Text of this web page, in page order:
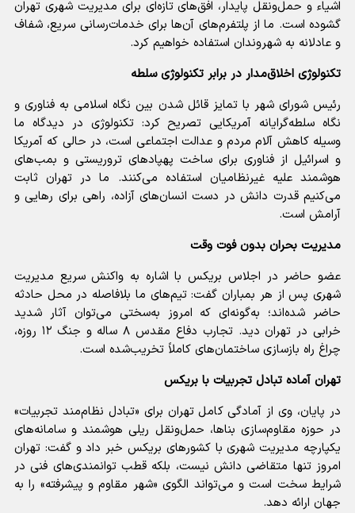
اشیاء و حمل‌ونقل پایدار، افق‌های تازه‌ای برای مدیریت شهری تهران
گشوده است. ما از پلتفرم‌های آن‌ها برای خدمات‌رسانی سریع، شفاف
و عادلانه به شهروندان استفاده خواهیم کرد.
تکنولوژی اخلاق‌مدار در برابر تکنولوژی سلطه
رئیس شورای شهر با تمایز قائل شدن بین نگاه اسلامی به فناوری و
نگاه سلطه‌گرایانه آمریکایی تصریح کرد: تکنولوژی در دیدگاه ما
وسیله کاهش آلام مردم و عدالت اجتماعی است، در حالی که آمریکا
و اسرائیل از فناوری برای ساخت پهپادهای تروریستی و بمب‌های
هوشمند علیه غیرنظامیان استفاده می‌کنند. ما در تهران ثابت
می‌کنیم قدرت دانش در دست انسان‌های آزاده، راهی برای رهایی و
آرامش است.
مدیریت بحران بدون فوت وقت
عضو حاضر در اجلاس بریکس با اشاره به واکنش سریع مدیریت
شهری پس از هر بمباران گفت: تیم‌های ما بلافاصله در محل حادثه
حاضر شده‌اند؛ به‌گونه‌ای که امروز به‌سختی می‌توان آثار شدید
خرابی در تهران دید. تجارب دفاع مقدس ۸ ساله و جنگ ۱۲ روزه،
چراغ راه بازسازی ساختمان‌های کاملاً تخریب‌شده است.
تهران آماده تبادل تجربیات با بریکس
در پایان، وی از آمادگی کامل تهران برای «تبادل نظام‌مند تجربیات»
در حوزه مقاوم‌سازی بناها، حمل‌ونقل ریلی هوشمند و سامانه‌های
یکپارچه مدیریت شهری با کشورهای بریکس خبر داد و گفت: تهران
امروز تنها متقاضی دانش نیست، بلکه قطب توانمندی‌های فنی در
شرایط سخت است و می‌تواند الگوی «شهر مقاوم و پیشرفته» را به
جهان ارائه دهد.